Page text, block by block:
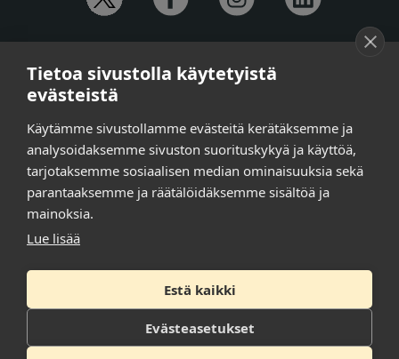
Anna-Mari Jaanu, kehittämispäällikkö,
puh. +358 50 572 4620
Henna Honkalo,
viestintäpäällikkö,
puh. +358 50 479 6618
Ilari Raiski, viestintä- ja tapahtumakoordinaattori,
puh. +358 45 130 3832
Susanna Laasio,
tarkeissatoissa[a]kt.fi
Tilaa uutiskirje
Tietosuojaseloste
Saavutettavuusseloste
Tietoa sivustolla käytetyistä
evästeistä
Käytämme sivustollamme evästeitä kerätäksemme ja
analysoidaksemme sivuston suorituskykyä ja käyttöä,
tarjotaksemme sosiaalisen median ominaisuuksia sekä
parantaaksemme ja räätälöidäksemme sisältöä ja
mainoksia.
Lue lisää
Estä kaikki
Evästeasetukset